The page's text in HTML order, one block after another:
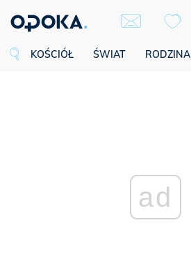
KOŚCIÓŁ ŚWIAT RODZINA
ad